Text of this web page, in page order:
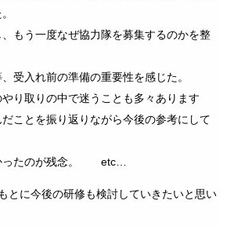
もう一度なぜ協力隊を募集するのかを整
受入れ前の準備の重要性を感じた。
り取りの中で迷うことも多々あります
ことを振り返りながら今後の参考にして
ったのが残念。 etc…
とに今後の研修も検討していきたいと思い